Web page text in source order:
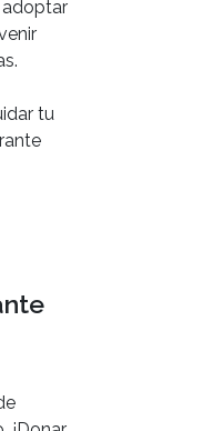
la
tu